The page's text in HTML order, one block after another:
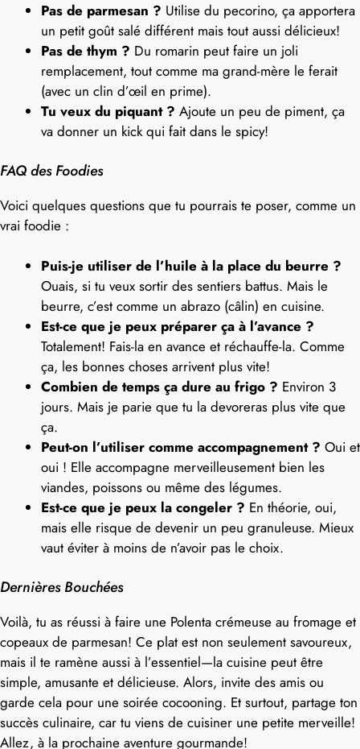
Pas de parmesan ? Utilise du pecorino, ça apportera
un petit goût salé différent mais tout aussi délicieux!
Pas de thym ? Du romarin peut faire un joli
remplacement, tout comme ma grand-mère le ferait
(avec un clin d’œil en prime).
Tu veux du piquant ? Ajoute un peu de piment, ça
va donner un kick qui fait dans le spicy!
FAQ des Foodies
Voici quelques questions que tu pourrais te poser, comme un
vrai foodie :
Puis-je utiliser de l’huile à la place du beurre ?
Ouais, si tu veux sortir des sentiers battus. Mais le
beurre, c’est comme un abrazo (câlin) en cuisine.
Est-ce que je peux préparer ça à l’avance ?
Totalement! Fais-la en avance et réchauffe-la. Comme
ça, les bonnes choses arrivent plus vite!
Combien de temps ça dure au frigo ? Environ 3
jours. Mais je parie que tu la devoreras plus vite que
ça.
Peut-on l’utiliser comme accompagnement ? Oui et
oui ! Elle accompagne merveilleusement bien les
viandes, poissons ou même des légumes.
Est-ce que je peux la congeler ? En théorie, oui,
mais elle risque de devenir un peu granuleuse. Mieux
vaut éviter à moins de n’avoir pas le choix.
Dernières Bouchées
Voilà, tu as réussi à faire une Polenta crémeuse au fromage et
copeaux de parmesan! Ce plat est non seulement savoureux,
mais il te ramène aussi à l’essentiel—la cuisine peut être
simple, amusante et délicieuse. Alors, invite des amis ou
garde cela pour une soirée cocooning. Et surtout, partage ton
succès culinaire, car tu viens de cuisiner une petite merveille!
Allez, à la prochaine aventure gourmande!